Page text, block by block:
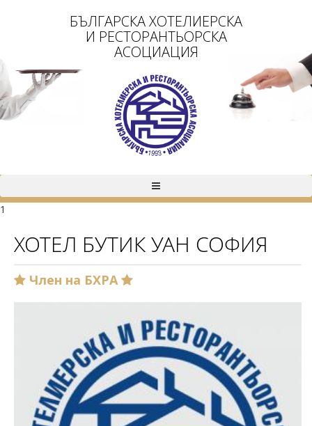
БЪЛГАРСКА ХОТЕЛИЕРСКА
И РЕСТОРАНТЬОРСКА
АСОЦИАЦИЯ
1
ХОТЕЛ БУТИК УАН СОФИЯ
Член на БХРА